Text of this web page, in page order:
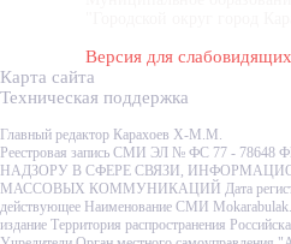
Версия для слабовидящих
Карта сайта
Техническая поддержка
Главный редактор Карахоев Х-М.М.
Реестровая запись СМИ ЭЛ № ФС 77 -
НАДЗОРУ В СФЕРЕ СВЯЗИ,
МАССОВЫХ КОММУНИКАЦИЙ Дата
действующее Наименование СМИ
издание Территория распространения